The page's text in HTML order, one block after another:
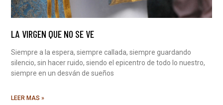
LA VIRGEN QUE NO SE VE
Siempre a la espera, siempre callada, siempre guardando
silencio, sin hacer ruido, siendo el epicentro de todo lo nuestro,
siempre en un desván de sueños
LEER MAS »